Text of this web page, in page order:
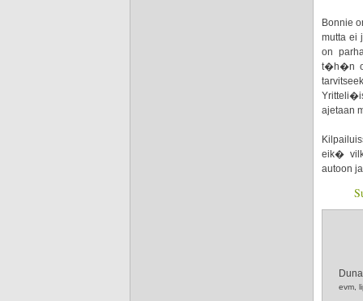
Bonnie
mutta ei
on
t�h�n
ajetaan
eik�
autoon
evm,